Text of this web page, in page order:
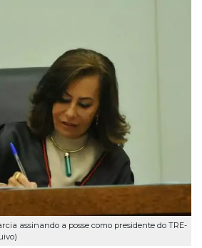
assinando a posse como presidente do TRE-